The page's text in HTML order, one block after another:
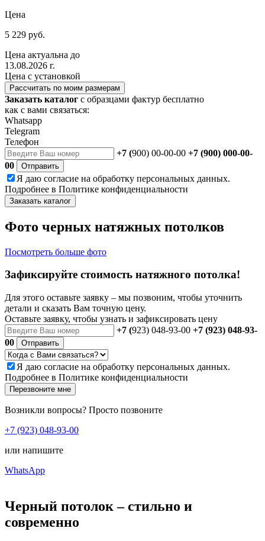
Цена
5 229 руб.
Цена актуальна до
13.08.2026 г.
Цена с установкой
Рассчитать по моим размерам
Заказать каталог с образцами фактур бесплатно
как с вами связаться:
Whatsapp
Telegram
Телефон
+7 (900) 00-00-00 +7 (900) 000-00-
00
Отправить
Я даю согласие на обработку персональных данных.
Подробнее в Политике конфиденциальности
Заказать каталог
Фото черных натяжных потолков
Посмотреть больше фото
Зафиксируйте стоимость натяжного потолка!
Для этого оставьте заявку – мы позвоним, чтобы уточнить
детали и сказать Вам точную цену.
Оставьте заявку, чтобы узнать и зафиксировать цену
+7 (923) 048-93-00 +7 (923) 048-93-
00
Отправить
Я даю согласие на обработку персональных данных.
Подробнее в Политике конфиденциальности
Перезвоните мне
Возникли вопросы? Просто позвоните
+7 (923) 048-93-00
или напишите
WhatsApp
Черный потолок – стильно и
современно